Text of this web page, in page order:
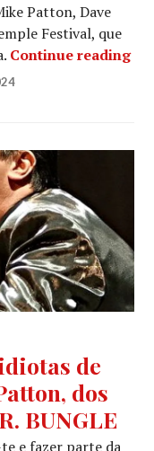
Patton, Dave
Festival, que
Continue reading
de
dos
BUNGLE
e fazer parte da